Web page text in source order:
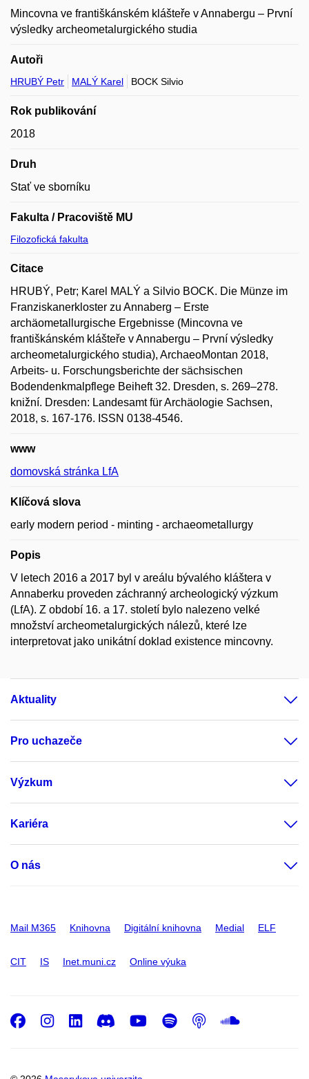
Mincovna ve františkánském klášteře v Annabergu – První
výsledky archeometalurgického studia
Autoři
HRUBÝ Petr MALÝ Karel BOCK Silvio
Rok publikování
2018
Druh
Stať ve sborníku
Fakulta / Pracoviště MU
Filozofická fakulta
Citace
HRUBÝ, Petr; Karel MALÝ a Silvio BOCK. Die Münze im
Franziskanerkloster zu Annaberg – Erste
archäometallurgische Ergebnisse (Mincovna ve
františkánském klášteře v Annabergu – První výsledky
archeometalurgického studia), ArchaeoMontan 2018,
Arbeits- u. Forschungsberichte der sächsischen
Bodendenkmalpflege Beiheft 32. Dresden, s. 269–278.
knižní. Dresden: Landesamt für Archäologie Sachsen,
2018, s. 167-176. ISSN 0138-4546.
www
domovská stránka LfA
Klíčová slova
early modern period - minting - archaeometallurgy
Popis
V letech 2016 a 2017 byl v areálu bývalého kláštera v
Annaberku proveden záchranný archeologický výzkum
(LfA). Z období 16. a 17. století bylo nalezeno velké
množství archeometalurgických nálezů, které lze
interpretovat jako unikátní doklad existence mincovny.
Aktuality
Pro uchazeče
Výzkum
Kariéra
O nás
Mail M365 Knihovna Digitální knihovna Medial ELF
CIT IS Inet.muni.cz Online výuka
Facebook
Instagram
LinkedIn
DiscordYoutube
Spotify
Podcast